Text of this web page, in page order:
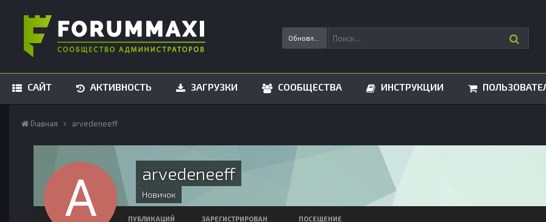
САЙТ АКТИВНОСТЬ ЗАГРУЗКИ СООБЩЕСТВА ИНСТРУКЦИИ
Главная arvedeneeff
arvedeneeff
Новичок
ПУБЛИКАЦИЙ ЗАРЕГИСТРИРОВАН ПОСЕЩЕНИЕ